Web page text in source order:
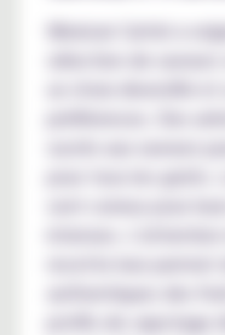
Mexican Cartel a
sélection de
préférences. Des
pour tous les goûts.
intenses.
authentiques des
profils de vapotage